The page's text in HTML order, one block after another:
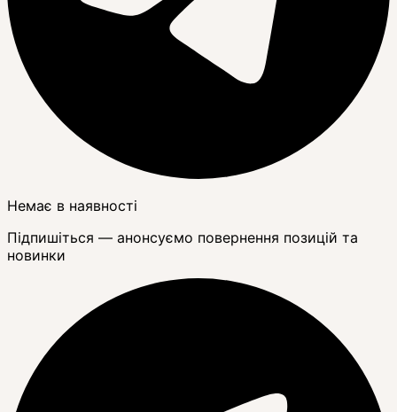
Немає в наявності
Підпишіться — анонсуємо повернення позицій та
новинки